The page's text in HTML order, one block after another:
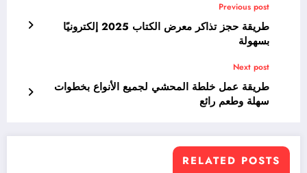
Previous post
طريقة حجز تذاكر معرض الكتاب 2025 إلكترونيًا
بسهولة
Next post
طريقة عمل خلطة المحشي لجميع الأنواع بخطوات
سهلة وطعم رائع
RELATED POSTS